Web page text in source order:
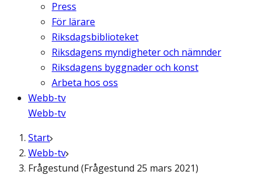
Press
För lärare
Riksdagsbiblioteket
Riksdagens myndigheter och nämnder
Riksdagens byggnader och konst
Arbeta hos oss
Webb-tv
Webb-tv
Start
Webb-tv
Frågestund (Frågestund 25 mars 2021)